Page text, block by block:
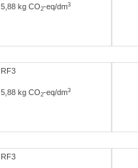
5,88 kg CO2-eq/dm3
RF3
5,88 kg CO2-eq/dm3
RF3